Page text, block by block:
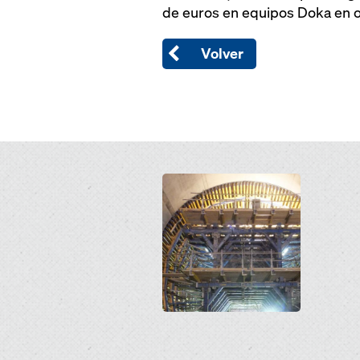
de euros en equipos Doka en
Volver
Open